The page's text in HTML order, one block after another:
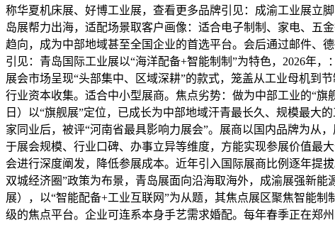
称华夏机床展、好博工业展，查看更多品牌引见：成渝工业展立
岛展帮力出海，适配场景取客户画像：适合电子制制、家电、五
趋向，成为中部地域甚至全国企业的首选平台。会后通过邮件、
引见：青岛国际工业展以“海洋配备+智能制制”为特色，2026年
展会市场呈现“头部集中、区域深耕”的款式，笼盖从工业母机到
行业资本收集。适合中小型展商。焦点劣势：做为中部工业的“
日）以“旗舰展”定位，已成长为中部地域汗青最长久、规模最大
家同业后，被评“河南省最具影响力展会”。展商以国内品牌为从
于展会规模、行业口碑、办事立异等维度，方能实现参展价值最
会进行深度阐发，降低参展成本。近年引入国际展商比例逐年提
双城经济圈”政策为布景，青岛展面向沿海取海外，成渝展强新
展），以“智能配备+工业互联网”为从题，其焦点展区聚焦智能
级的焦点平台。企业可连系本身手艺需求婚配。每年春季正在郑